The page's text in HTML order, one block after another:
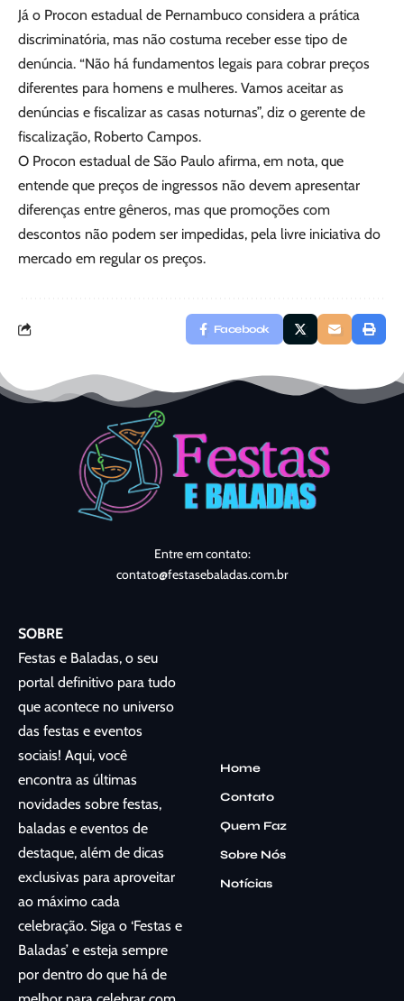
Já o Procon estadual de Pernambuco considera a prática
discriminatória, mas não costuma receber esse tipo de
denúncia. “Não há fundamentos legais para cobrar preços
diferentes para homens e mulheres. Vamos aceitar as
denúncias e fiscalizar as casas noturnas”, diz o gerente de
fiscalização, Roberto Campos.
O Procon estadual de São Paulo afirma, em nota, que
entende que preços de ingressos não devem apresentar
diferenças entre gêneros, mas que promoções com
descontos não podem ser impedidas, pela livre iniciativa do
mercado em regular os preços.
Facebook
Entre em contato:
contato@festasebaladas.com.br
SOBRE
Festas e Baladas, o seu
portal definitivo para tudo
que acontece no universo
das festas e eventos
sociais! Aqui, você
encontra as últimas
novidades sobre festas,
baladas e eventos de
destaque, além de dicas
exclusivas para aproveitar
ao máximo cada
celebração. Siga o ‘Festas e
Baladas’ e esteja sempre
por dentro do que há de
Home
Contato
Quem Faz
Sobre Nós
Notícias